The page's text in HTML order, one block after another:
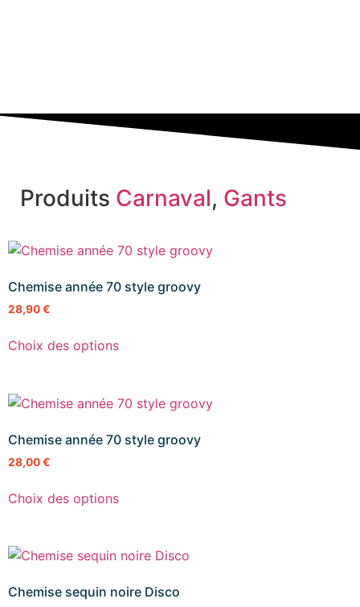
Produits Carnaval, Gants
Chemise année 70 style groovy
28,90€
Choix des options
Chemise année 70 style groovy
28,00€
Choix des options
Chemise sequin noire Disco